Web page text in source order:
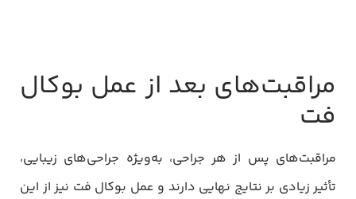
مراقبت‌های بعد از عمل بوکال
فت
مراقبت‌های پس از هر جراحی، به‌ویژه جراحی‌های زیبایی،
تأثیر زیادی بر نتایج نهایی دارند و عمل بوکال فت نیز از این